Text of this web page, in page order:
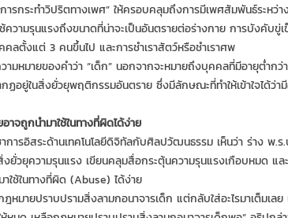
ารกระทำวิปริตทางเพศ” ให้ครอบคลุมถึงการมีเพศสัมพันธ์ระห
วามรุนแรงถึงขนาดที่น่าจะเป็นอันตรายต่อร่างกาย การบังคับขู่
ลตั้งแต่ 3 คนขึ้นไป และการชำเราสัตว์หรือชำเราศพ
ามหมายของคำว่า “เด็ก” นอกจากจะหมายถึงบุคคลที่มีอายุต่ำ
ฏอยู่ในสิ่งยั่วยุพฤติกรรมอันตราย ซึ่งมีลักษณะที่ทำให้เข้าใจได้ว่
าจถูกนำมาใช้ในทางที่ผิดได้ง่าย
ารอิสระด้านเทคโนโลยีดิจิทัลกับศิลปวัฒนธรรม เห็นว่า ร่าง พ.
ยั่วยุความรุนแรง เขียนคลุมสื่อกระตุ้นความรุนแรงเกือบหมด แล
ใช้ในทางที่ผิด (Abuse) ได้ง่าย
ฎหมายปราบปรามสิ่งลามกอนาจารเด็ก แต่กลับใส่อะไรมาเต็มเล